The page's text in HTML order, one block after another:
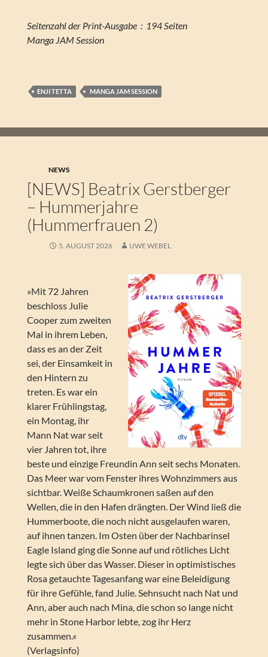
Seitenzahl der Print-Ausgabe ‏ : ‎ 194 Seiten
Manga JAM Session
ENJI TETTA ‎ MANGA JAM SESSION
NEWS
[NEWS] Beatrix Gerstberger
– Hummerjahre
(Hummerfrauen 2)
5. AUGUST 2026 UWE WEBEL
»Mit 72 Jahren
beschloss Julie
Cooper zum zweiten
Mal in ihrem Leben,
dass es an der Zeit
sei, der Einsamkeit in
den Hintern zu
treten. Es war ein
klarer Frühlingstag,
ein Montag, ihr
Mann Nat war seit
vier Jahren tot, ihre
beste und einzige Freundin Ann seit sechs Monaten.
Das Meer war vom Fenster ihres Wohnzimmers aus
sichtbar. Weiße Schaumkronen saßen auf den
Wellen, die in den Hafen drängten. Der Wind ließ die
Hummerboote, die noch nicht ausgelaufen waren,
auf ihnen tanzen. Im Osten über der Nachbarinsel
Eagle Island ging die Sonne auf und rötliches Licht
legte sich über das Wasser. Dieser in optimistisches
Rosa getauchte Tagesanfang war eine Beleidigung
für ihre Gefühle, fand Julie. Sehnsucht nach Nat und
Ann, aber auch nach Mina, die schon so lange nicht
mehr in Stone Harbor lebte, zog ihr Herz
zusammen.«
(Verlagsinfo)